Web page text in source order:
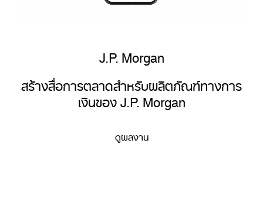
J.P. Morgan
สร้างสื่อการตลาดสำหรับผลิตภัณฑ์ทางการ
เงินของ J.P. Morgan
ดูผลงาน